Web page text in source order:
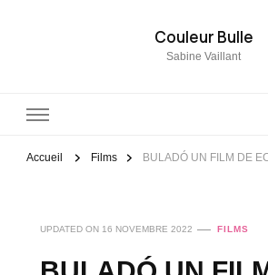
Couleur Bulle
Sabine Vaillant
Accueil Films BULADÓ UN FILM DE
UPDATED ON 16 NOVEMBRE 2022 FILMS